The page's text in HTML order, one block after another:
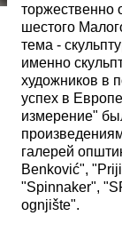
торжественно
шестого
тема -
именно
художников в
успех в
измерение"
галерей
Benković",
"Spinnaker",
ognjište".